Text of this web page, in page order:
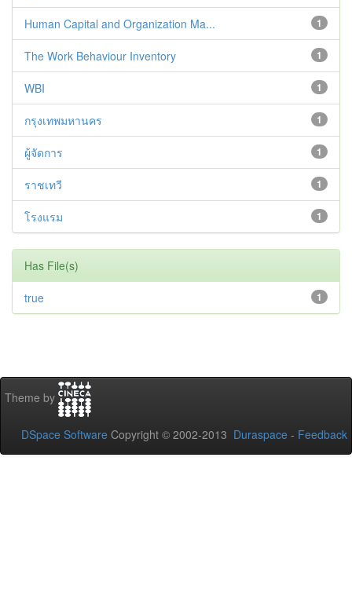
1
Human Capital and Organization Ma...
1
The Work Behaviour Inventory
1
WBI
1
กรุงเทพมหานคร
1
ผู้จัดการ
1
ราชเทวี
1
โรงแรม
Has File(s)
1
true
Theme by
DSpace Software Copyright © 2002-2013 Duraspace - Feedback